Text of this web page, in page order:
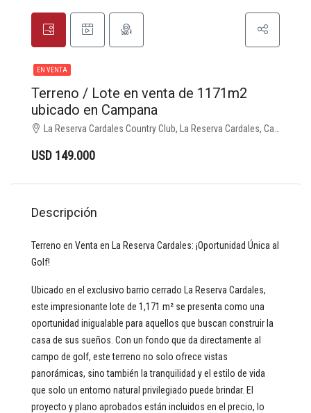
EN VENTA
Terreno / Lote en venta de 1171m2
ubicado en Campana
La Reserva Cardales Country Club, La Reserva Cardales, Campana
USD 149.000
Descripción
Terreno en Venta en La Reserva Cardales: ¡Oportunidad Única al
Golf!
Ubicado en el exclusivo barrio cerrado La Reserva Cardales,
este impresionante lote de 1,171 m² se presenta como una
oportunidad inigualable para aquellos que buscan construir la
casa de sus sueños. Con un fondo que da directamente al
campo de golf, este terreno no solo ofrece vistas
panorámicas, sino también la tranquilidad y el estilo de vida
que solo un entorno natural privilegiado puede brindar. El
proyecto y plano aprobados están incluidos en el precio, lo